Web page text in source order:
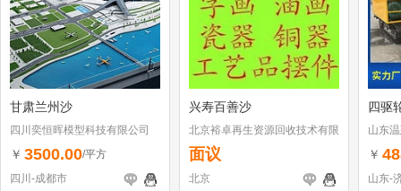
甘肃兰州沙
四川奕恒晖模型科技有限公司
￥ 3500.00/平方
四川-成都市
兴寿百善沙
北京裕卓再生资源回收技术有限
公司
面议
北京
四驱
山东
￥
山东-